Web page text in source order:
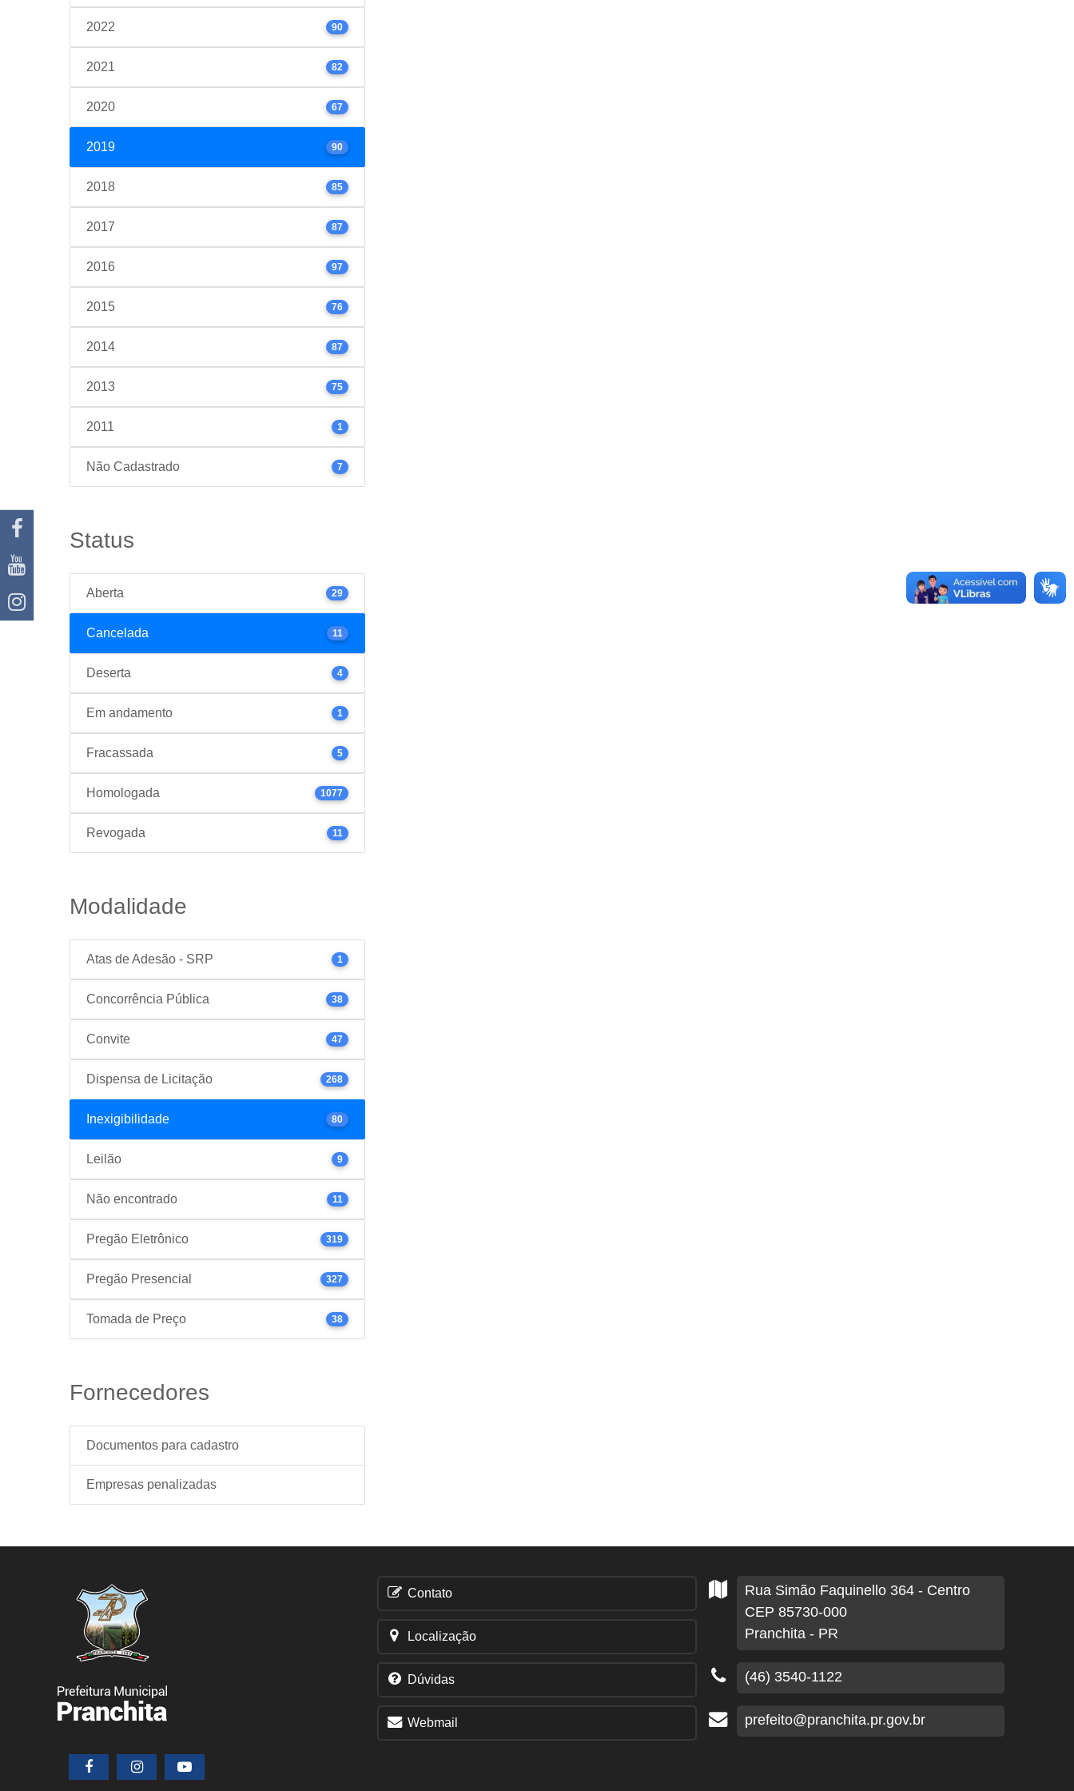
2022 90
2021 82
2020 67
2019 90
2018 85
2017 87
2016 97
2015 76
2014 87
2013 75
2011 1
Não Cadastrado 7
Status
Aberta 29
Cancelada 11
Deserta 4
Em andamento 1
Fracassada 5
Homologada 1077
Revogada 11
Modalidade
Atas de Adesão - SRP 1
Concorrência Pública 38
Convite 47
Dispensa de Licitação 268
Inexigibilidade 80
Leilão 9
Não encontrado 11
Pregão Eletrônico 319
Pregão Presencial 327
Tomada de Preço 38
Fornecedores
Documentos para cadastro
Empresas penalizadas
Contato
Localização
Dúvidas
Webmail
Rua Simão Faquinello 364 - Centro
CEP 85730-000
Pranchita - PR
(46) 3540-1122
prefeito@pranchita.pr.gov.br